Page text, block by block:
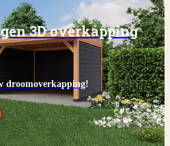
3D overkapping
droomoverkapping!